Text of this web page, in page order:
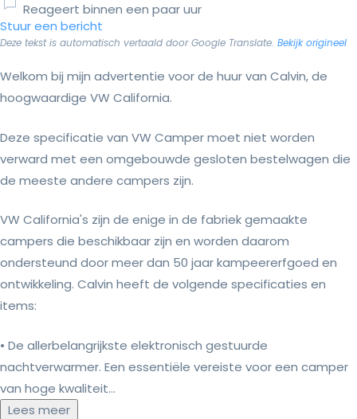
Reageert binnen een paar uur
Stuur een bericht
Deze tekst is automatisch vertaald door Google Translate. Bekijk origineel
Welkom bij mijn advertentie voor de huur van Calvin, de
hoogwaardige VW California.
Deze specificatie van VW Camper moet niet worden
verward met een omgebouwde gesloten bestelwagen die
de meeste andere campers zijn.
VW California's zijn de enige in de fabriek gemaakte
campers die beschikbaar zijn en worden daarom
ondersteund door meer dan 50 jaar kampeererfgoed en
ontwikkeling. Calvin heeft de volgende specificaties en
items:
• De allerbelangrijkste elektronisch gestuurde
nachtverwarmer. Een essentiële vereiste voor een camper
van hoge kwaliteit...
Lees meer